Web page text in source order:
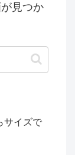
見つか
サイズで